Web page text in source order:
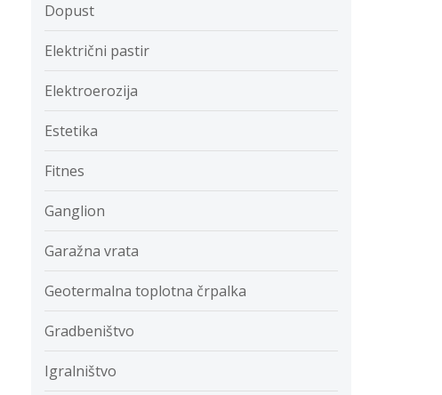
Dopust
Električni pastir
Elektroerozija
Estetika
Fitnes
Ganglion
Garažna vrata
Geotermalna toplotna črpalka
Gradbeništvo
Igralništvo